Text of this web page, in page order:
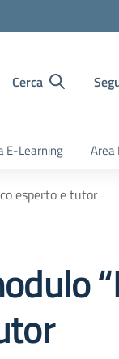
Cerca
E-Learning Area
esperto e tutor